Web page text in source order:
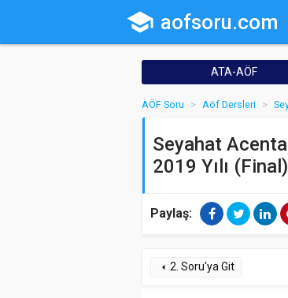
school aofsoru.com
ATA-AÖF
AÖF Soru Aöf Dersleri
Seyahat
2019 Yılı
Paylaş:
arrow_left 2. Soru'ya Git